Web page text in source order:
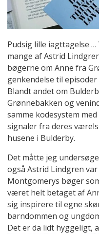
Pudsig lille iagttagelse
mange af Astrid
bøgerne om Anne fra
genkendelse til
Blandt andet om
Grønnebakken og
samme kodesystem
signaler fra deres
husene i Bulderby.
Det måtte jeg
også Astrid Lindgren
Montgomerys bøger
været helt betaget af
sig inspirere til egne
barndommen og
Det er da lidt hyggeligt,